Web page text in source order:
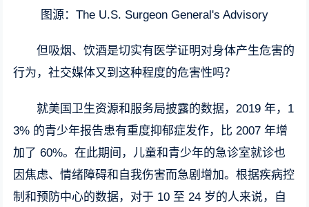
图源：The U.S. Surgeon General's Advisory
但吸烟、饮酒是切实有医学证明对身体产生危害的
行为，社交媒体又到这种程度的危害性吗？
就美国卫生资源和服务局披露的数据，2019 年，1
3% 的青少年报告患有重度抑郁症发作，比 2007 年增
加了 60%。在此期间，儿童和青少年的急诊室就诊也
因焦虑、情绪障碍和自我伤害而急剧增加。根据疾病控
制和预防中心的数据，对于 10 至 24 岁的人来说，自